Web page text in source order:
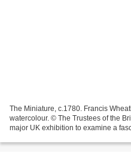
The Miniature, c.1780. Francis
watercolour. © The Trustees of the
major UK exhibition to examine a